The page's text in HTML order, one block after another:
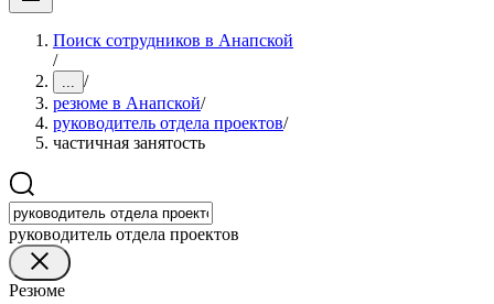
Поиск сотрудников в Анапской
/
... /
резюме в Анапской/
руководитель отдела проектов/
частичная занятость
руководитель отдела проектов
Резюме